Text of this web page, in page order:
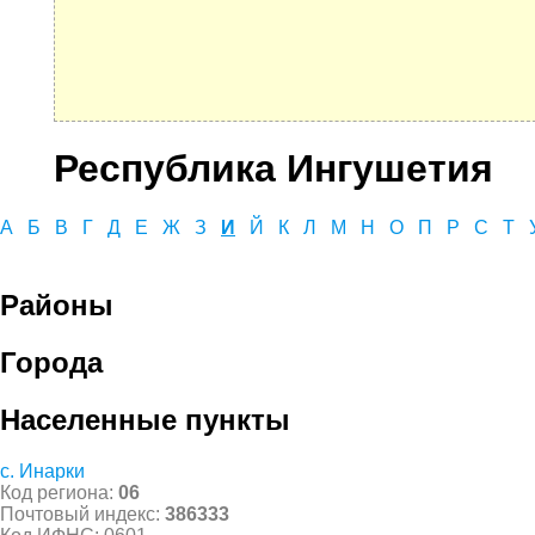
Республика Ингушетия
А Б В Г Д Е Ж З И Й К Л М Н О П Р С Т
Районы
Города
Населенные пункты
с. Инарки
Код региона: 06
Почтовый индекс: 386333